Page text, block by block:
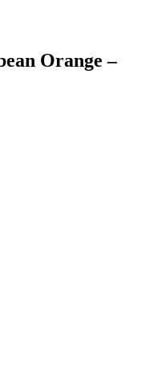
Orange –